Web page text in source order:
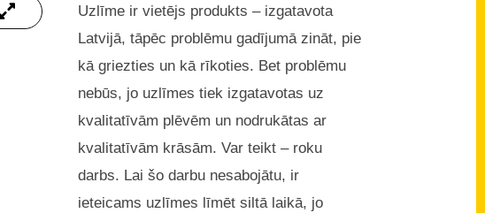
Uzlīme ir vietējs produkts – izgatavota
Latvijā, tāpēc problēmu gadījumā zināt, pie
kā griezties un kā rīkoties. Bet problēmu
nebūs, jo uzlīmes tiek izgatavotas uz
kvalitatīvām plēvēm un nodrukātas ar
kvalitatīvām krāsām. Var teikt – roku
darbs. Lai šo darbu nesabojātu, ir
ieteicams uzlīmes līmēt siltā laikā, jo